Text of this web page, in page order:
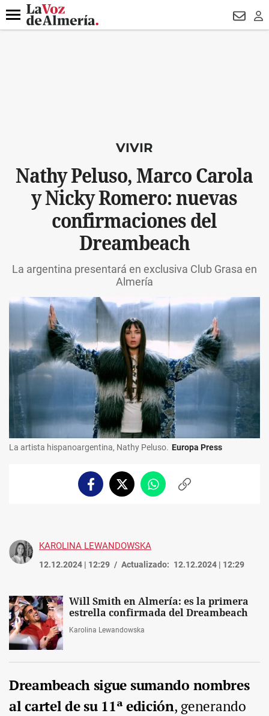
DESTACADO DRON UDA
Menú
VIVIR
Nathy Peluso, Marco Carola
y Nicky Romero: nuevas
confirmaciones del
Dreambeach
La argentina presentará en exclusiva Club Grasa en
Almería
La artista hispanoargentina, Nathy Peluso. Europa Press
FacebookTwitterWhatsappCopiar
KAROLINA LEWANDOWSKA
12.12.2024 | 12:29 Actualizado: 12.12.2024 | 12:29
Will Smith en Almería: es la primera
estrella confirmada del Dreambeach
Karolina Lewandowska
Dreambeach sigue sumando nombres
al cartel de su 11ª edición, generando